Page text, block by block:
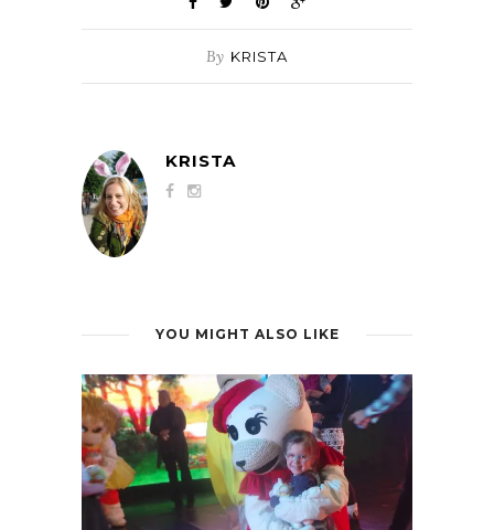
By KRISTA
KRISTA
YOU MIGHT ALSO LIKE